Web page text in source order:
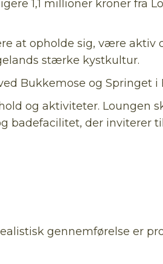
1,1 millioner kroner fra
at opholde sig, være aktiv
stærke kystkultur.
Bukkemose og Springet i
og aktiviteter. Loungen
badefacilitet, der inviterer
gennemførelse er